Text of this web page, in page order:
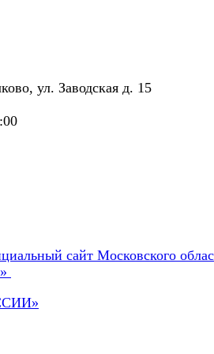
ул. Заводская д. 15